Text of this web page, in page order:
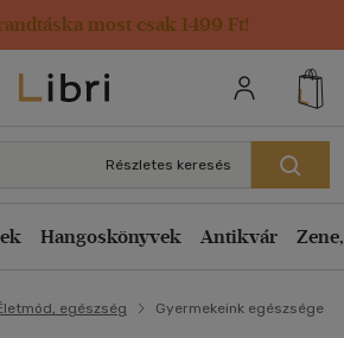
most csak 1499 Ft!
Kártya adatai
Részletes keresés
Hangoskönyvek Antikvár
egészség Gyermekeink egészsége